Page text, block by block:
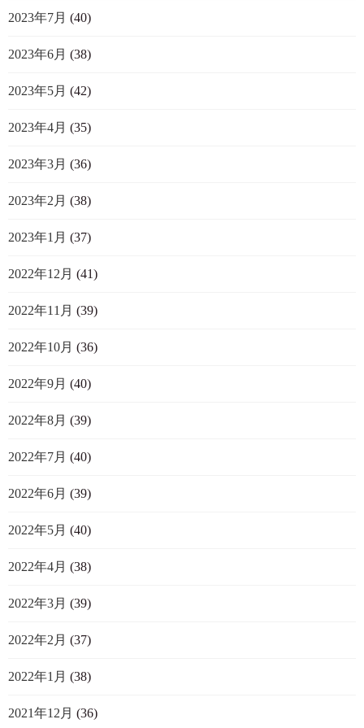
2023年7月 (40)
2023年6月 (38)
2023年5月 (42)
2023年4月 (35)
2023年3月 (36)
2023年2月 (38)
2023年1月 (37)
2022年12月 (41)
2022年11月 (39)
2022年10月 (36)
2022年9月 (40)
2022年8月 (39)
2022年7月 (40)
2022年6月 (39)
2022年5月 (40)
2022年4月 (38)
2022年3月 (39)
2022年2月 (37)
2022年1月 (38)
2021年12月 (36)